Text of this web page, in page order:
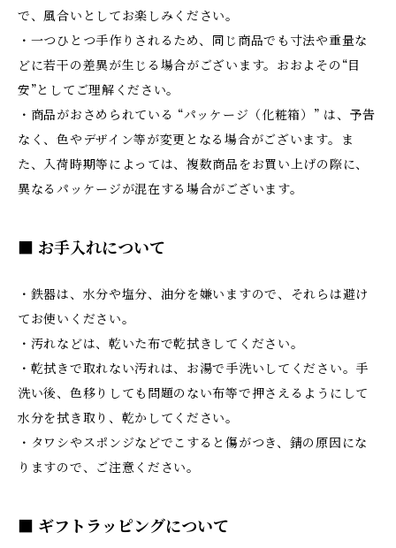
で、風合いとしてお楽しみください。
・一つひとつ手作りされるため、同じ商品でも寸法や重量な
どに若干の差異が生じる場合がございます。おおよその“目
安”としてご理解ください。
・商品がおさめられている “パッケージ（化粧箱）” は、予告
なく、色やデザイン等が変更となる場合がございます。ま
た、入荷時期等によっては、複数商品をお買い上げの際に、
異なるパッケージが混在する場合がございます。
■ お手入れについて
・鉄器は、水分や塩分、油分を嫌いますので、それらは避け
てお使いください。
・汚れなどは、乾いた布で乾拭きしてください。
・乾拭きで取れない汚れは、お湯で手洗いしてください。手
洗い後、色移りしても問題のない布等で押さえるようにして
水分を拭き取り、乾かしてください。
・タワシやスポンジなどでこすると傷がつき、錆の原因にな
りますので、ご注意ください。
■ ギフトラッピングについて